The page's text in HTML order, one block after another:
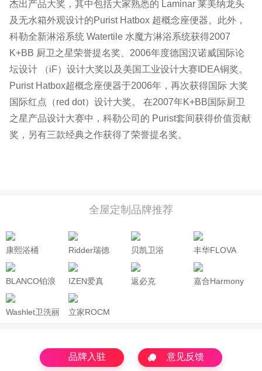
杰出产品大奖，其中包括大家熟悉的 Laminar 莱美纳龙头
及无水箱外观设计的Purist Hatbox 超概念座便器。此外，
科勒全新淋浴系统 Watertile 水魔方淋浴系统获得2007
K+BB 厨卫之星荣誉提名奖、2006年度德国汉诺威国际论
坛设计 （iF）设计大奖以及美国工业设计大赛IDEA铜奖。
Purist Hatbox超概念座便器于2006年，再次获得国际 大奖
国际红点（red dot）设计大奖。 在2007年K+BB国际厨卫
之星产品设计大赛中，科勒公司的 Purist套间获得价值贡献
奖，另有三款经典之作获得了荣誉提名奖。
全屋定制品牌推荐
康熙浴桶 Ridder瑞德
贝凯卫浴
丰华FLOVA
BLANCO铂浪
高
IZEN爱真
返必克
嘉合Harmony
Washlet卫洗丽 立家ROCM
品牌入驻 意见反馈